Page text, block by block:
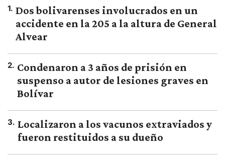
1. Dos bolivarenses involucrados en un
accidente en la 205 a la altura de General
Alvear
2. Condenaron a 3 años de prisión en
suspenso a autor de lesiones graves en
Bolívar
3. Localizaron a los vacunos extraviados y
fueron restituidos a su dueño